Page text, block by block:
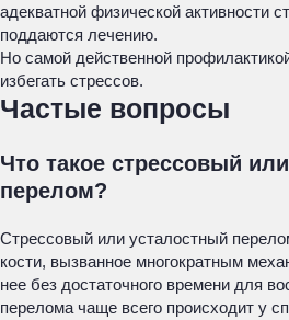
адекватной физической активности
поддаются лечению.
Но самой действенной
избегать стрессов.
Частые вопросы
Что такое стрессовый
перелом?
Стрессовый или усталостный
кости, вызванное многократным
нее без достаточного времени для
перелома чаще всего происходит у